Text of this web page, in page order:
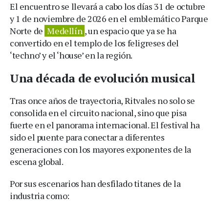
El encuentro se llevará a cabo los días 31 de octubre
y 1 de noviembre de 2026 en el emblemático Parque
Norte de Medellín , un espacio que ya se ha
convertido en el templo de los feligreses del
‘techno’ y el ‘house’ en la región.
Una década de evolución musical
Tras once años de trayectoria, Ritvales no solo se
consolida en el circuito nacional, sino que pisa
fuerte en el panorama internacional. El festival ha
sido el puente para conectar a diferentes
generaciones con los mayores exponentes de la
escena global.
Por sus escenarios han desfilado titanes de la
industria como: